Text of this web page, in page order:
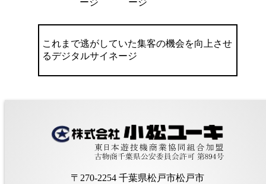
ージ
ージ
これまで逃がしていた集客の機会を向上させ
るデジタルサイネージ
〒270-2254 千葉県松戸市松戸市